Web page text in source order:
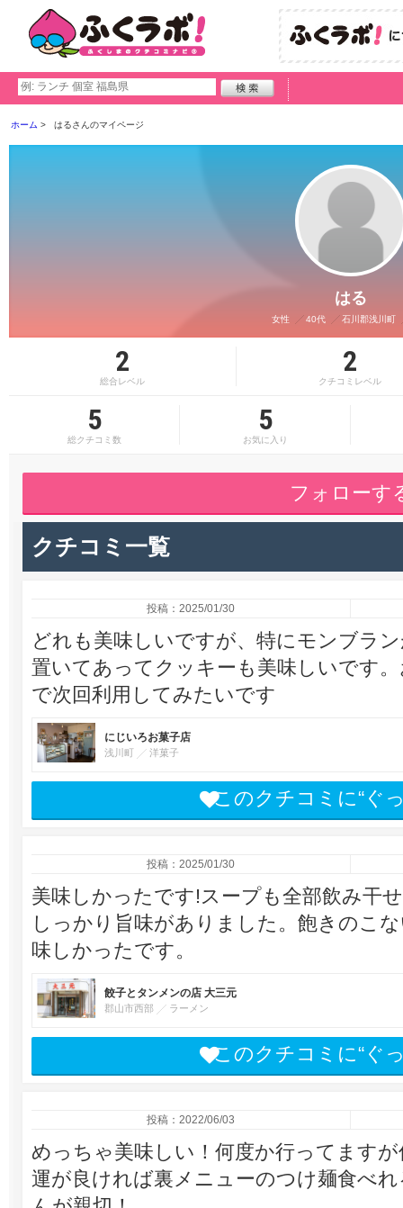
ホーム はるさんのマイページ
はる
女性 40代 石川郡浅川町
2
総合レベル
2
クチコミレベル
5
総クチコミ数
5
お気に入り
フォローす
クチコミ一覧
投稿：2025/01/30
どれも美味しいですが、特にモンブラ
置いてあってクッキーも美味しいです
で次回利用してみたいです
にじいろお菓子店
浅川町 洋菓子
このクチコミに“ぐ
投稿：2025/01/30
美味しかったです!スープも全部飲み干
しっかり旨味がありました。飽きのこ
味しかったです。
餃子とタンメンの店 大三元
郡山市西部 ラーメン
このクチコミに“ぐ
投稿：2022/06/03
めっちゃ美味しい！何度か行ってます
運が良ければ裏メニューのつけ麺食べ